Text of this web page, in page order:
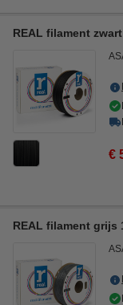
REAL filament
€
REAL filament grijs